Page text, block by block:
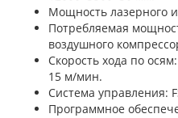
Мощность лазерного
Потребляемая
воздушного
Скорость хода по
15 м/мин.
Cистема управления:
Программное